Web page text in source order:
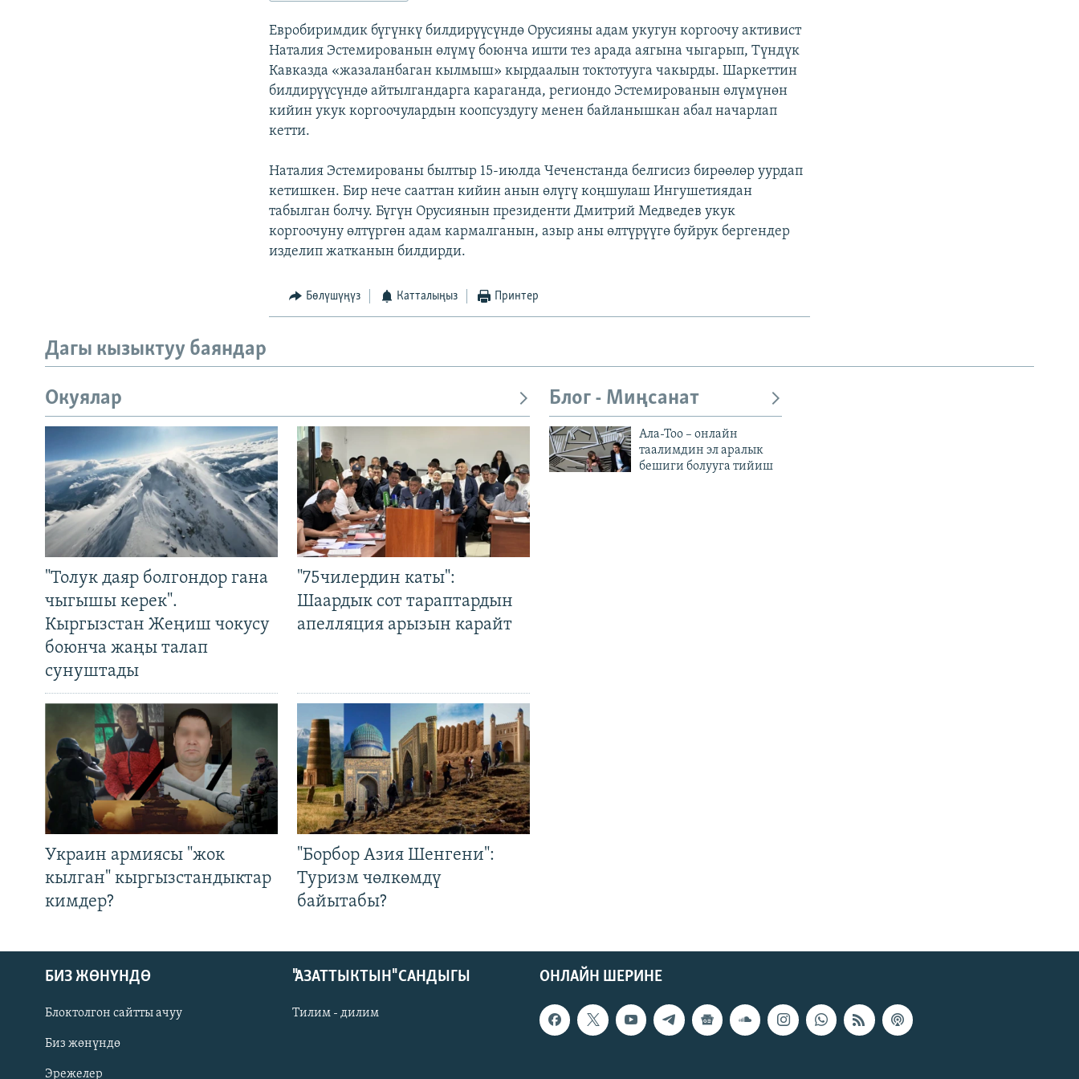
Русский
Евробиримдик бүгүнкү билдирүүсүндө Орусияны адам укугун коргоочу активист
Наталия Эстемированын өлүмү боюнча ишти тез арада аягына чыгарып, Түндүк
Кавказда «жазаланбаган кылмыш» кырдаалын токтотууга чакырды. Шаркеттин
билдирүүсүндө айтылгандарга караганда, региондо Эстемированын өлүмүнөн
кийин укук коргоочулардын коопсуздугу менен байланышкан абал начарлап
кетти.
Наталия Эстемированы былтыр 15-июлда Чеченстанда белгисиз бирөөлөр уурдап
кетишкен. Бир нече сааттан кийин анын өлүгү коңшулаш Ингушетиядан
табылган болчу. Бүгүн Орусиянын президенти Дмитрий Медведев укук
коргоочуну өлтүргөн адам кармалганын, азыр аны өлтүрүүгө буйрук бергендер
изделип жатканын билдирди.
Бөлүшүңүз Катталыңыз Принтер
Дагы кызыктуу баяндар
Окуялар
"Толук даяр болгондор гана
чыгышы керек".
Кыргызстан Жеңиш чокусу
боюнча жаңы талап
сунуштады
"75чилердин каты":
Шаардык сот тараптардын
апелляция арызын карайт
Украин армиясы "жок
кылган" кыргызстандыктар
кимдер?
"Борбор Азия Шенгени":
Туризм чөлкөмдү
байытабы?
Блог - Миңсанат
Ала-Тоо – онлайн
таалимдин эл аралык
бешиги болууга тийиш
ОНЛАЙН ШЕРИНЕ
БИЗ ЖӨНҮНДӨ
Блоктолгон сайтты ачуу
Биз жөнүндө
Эрежелер
"АЗАТТЫКТЫН" САНДЫГЫ
Тилим - дилим